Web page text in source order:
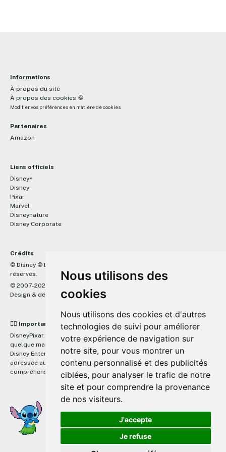
Nous utilisons des
cookies
Nous utilisons des cookies et d'autres
technologies de suivi pour améliorer
votre expérience de navigation sur
notre site, pour vous montrer un
contenu personnalisé et des publicités
ciblées, pour analyser le trafic de notre
site et pour comprendre la provenance
de nos visiteurs.
J'accepte
Je refuse
Informations
À propos du site
À propos des cookies 🍪
Modifier vos préférences en matière de cookies
Partenaires
Amazon
Liens officiels
Disney+
Disney
Pixar
Marvel
Disneynature
Disney Corporate
Crédits
© Disney © Disney/Pixar © &
réservés.
© 2007-2026 DisneyPixar.fr
Design & développement : MonsieurPaul
☝🏼 Important
DisneyPixar.fr est un site indépendant et n'est en aucun cas lié de
quelque manière que ce soit avec The Walt Disney Company, Pixar,
Disney Enterprises, Inc ou leurs dérivés ou associés. Toute demande
adressée aux studios Disney ou Pixar sera ignorée. Merci de votre
compréhension.